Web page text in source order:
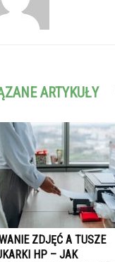
ARTYKUŁY
ZDJĘĆ A TUSZE
HP – JAK